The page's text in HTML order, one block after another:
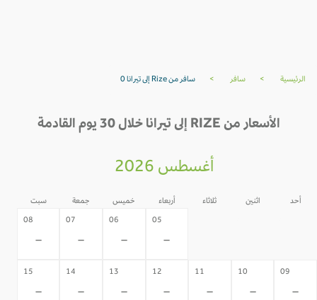
الرئيسية > سافر > سافر من Rize إلى تيرانا 0
الأسعار من RIZE إلى تيرانا خلال 30 يوم القادمة
أغسطس 2026
أحد اثنين ثلاثاء أربعاء خميس جمعة سبت
05
-
06
-
07
-
08
-
09
-
10
-
11
-
12
-
13
-
14
-
15
-